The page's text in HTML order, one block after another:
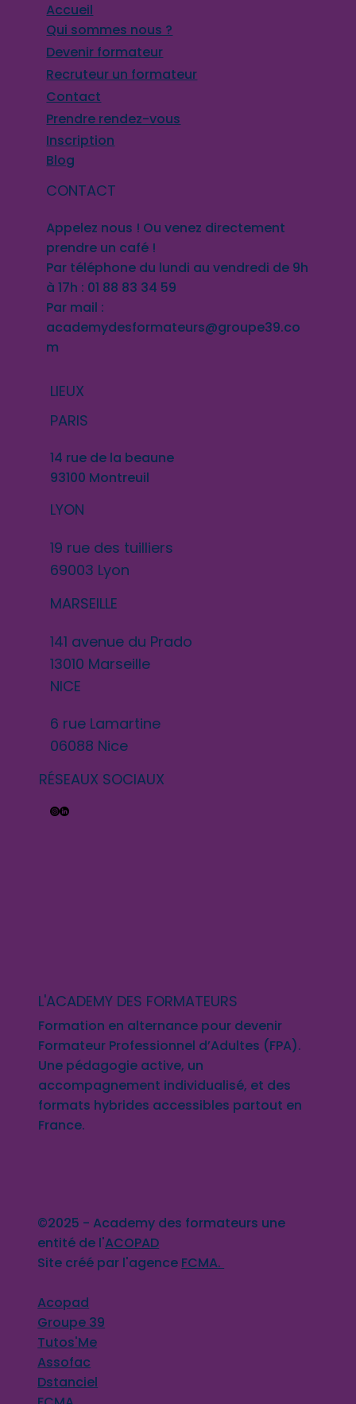
Accueil
Qui sommes nous ?
Devenir formateur
Recruteur un formateur
Contact
Inscription
Prendre rendez-vous
Blog
CONTACT
Appelez nous ! Ou venez directement
prendre un café !
Par téléphone du lundi au vendredi de 9h
à 17h : 01 88 83 34 59
Par mail :
academydesformateurs@groupe39.co
m
L'ACADEMY DES FORMATEURS
Formation en alternance pour devenir
Formateur Professionnel d’Adultes (FPA).
Une pédagogie active, un
accompagnement individualisé, et des
formats hybrides accessibles partout en
France.
©2025 - Academy des formateurs une
entité de l'ACOPAD
Site créé par l'agence FCMA.
Acopad
Groupe 39
Tutos'Me
Assofac
Dstanciel
RÉSEAUX SOCIAUX
LIEUX
PARIS
14 rue de la beaune
93100 Montreuil
LYON
19 rue des tuilliers
69003 Lyon
MARSEILLE
141 avenue du Prado
13010 Marseille
NICE
6 rue Lamartine
06088 Nice